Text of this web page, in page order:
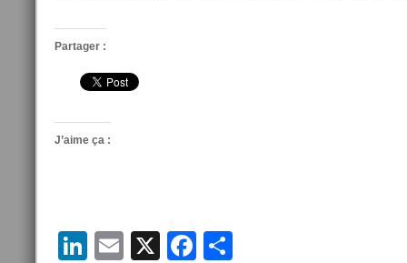
Partager :
J’aime ça :
LinkedIn
Email
X Facebook